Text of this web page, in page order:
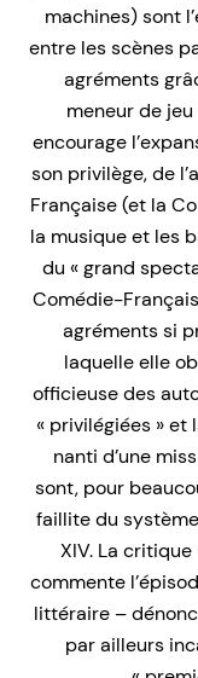
machines) sont
entre les scènes
agréments
meneur de jeu
encourage
son privilège, de
Française (et la
la musique et les
du « grand
Comédie-
agréments si
laquelle elle
officieuse des
« privilégiées » et
nanti d’une
sont, pour
faillite du
XIV. La
commente
littéraire –
par ailleurs